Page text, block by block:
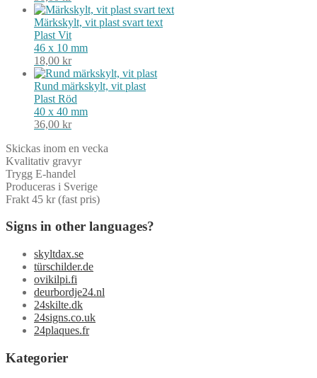
Märkskylt, vit plast svart text
Plast Vit
46 x 10 mm
18,00 kr
Rund märkskylt, vit plast
Plast Röd
40 x 40 mm
36,00 kr
Skickas inom en vecka
Kvalitativ gravyr
Trygg E-handel
Produceras i Sverige
Frakt 45 kr (fast pris)
Signs in other languages?
skyltdax.se
türschilder.de
ovikilpi.fi
deurbordje24.nl
24skilte.dk
24signs.co.uk
24plaques.fr
Kategorier